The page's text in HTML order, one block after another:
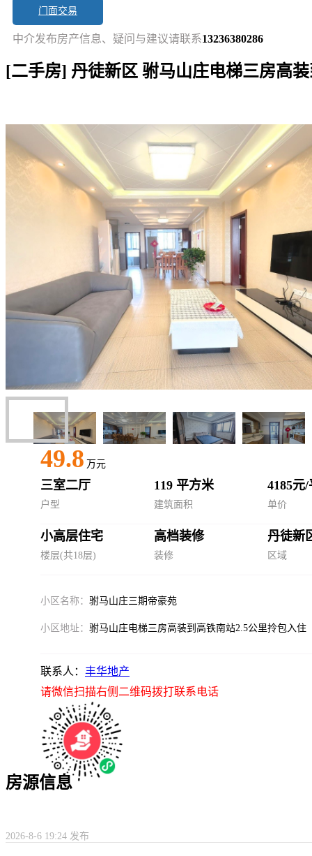
中介发布房产信息、疑问与建议请联系13236380286
门面交易
[二手房] 丹徒新区 驸马山庄电梯三房高
短讯
49.8 万元
三室二厅 119 平方米 4185元
户型 建筑面积 单价
小高层住宅 高档装修 丹徒新
楼层(共18层) 装修 区域
小区名称： 驸马山庄三期帝豪苑
小区地址： 驸马山庄电梯三房高装到高铁南站2.5公里拎包入住
联系人： 丰华地产
请微信扫描右侧二维码拨打联系电话
房源信息
2026-8-6 19:24 发布